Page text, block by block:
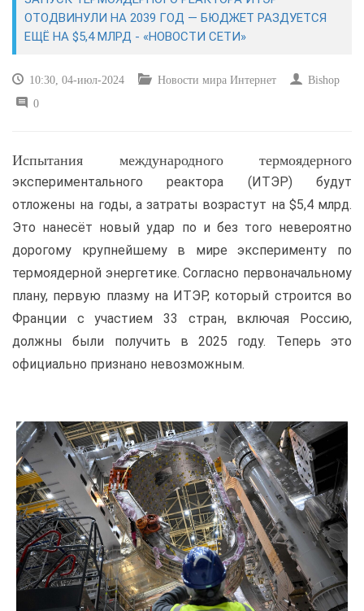
САЙТОСТРОЕНИЕ
ИНТЕРНЕТ И СВЯЗЬ
ОТОДВИНУЛИ НА 2039 ГОД — БЮДЖЕТ РАЗДУЕТСЯ
ЕЩЁ НА $5,4 МЛРД - «НОВОСТИ СЕТИ»
10:30, 04-июл-2024 Новости мира Интернет
Bishop
0
Испытания международного термоядерного
экспериментального реактора (ИТЭР) будут
отложены на годы, а затраты возрастут на $5,4 млрд.
Это нанесёт новый удар по и без того невероятно
дорогому крупнейшему в мире эксперименту по
термоядерной энергетике. Согласно первоначальному
плану, первую плазму на ИТЭР, который строится во
Франции с участием 33 стран, включая Россию,
должны были получить в 2025 году. Теперь это
официально признано невозможным.